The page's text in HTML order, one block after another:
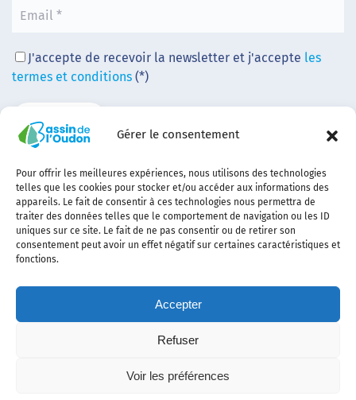
Gérer le consentement
Pour offrir les meilleures expériences, nous utilisons des technologies
telles que les cookies pour stocker et/ou accéder aux informations des
appareils. Le fait de consentir à ces technologies nous permettra de
traiter des données telles que le comportement de navigation ou les ID
uniques sur ce site. Le fait de ne pas consentir ou de retirer son
consentement peut avoir un effet négatif sur certaines caractéristiques et
fonctions.
Accepter
Refuser
Voir les préférences
J'accepte de recevoir la newsletter et j'accepte les
termes et conditions (*)
confidentialité